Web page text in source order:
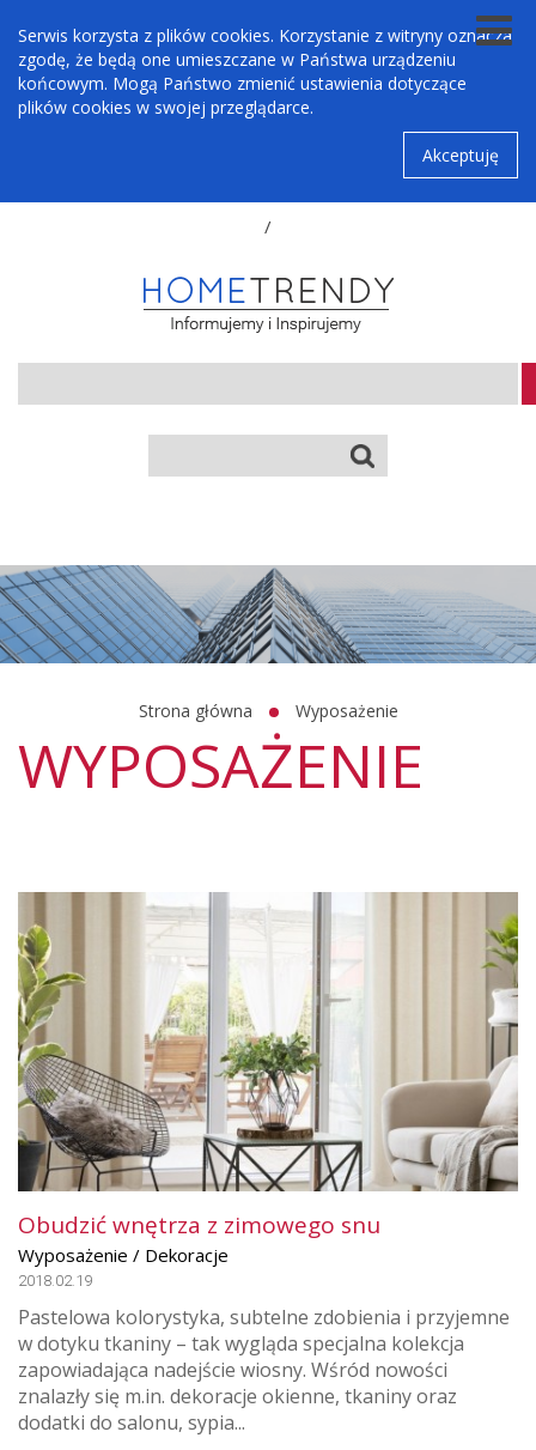
Serwis korzysta z plików cookies. Korzystanie z witryny oznacza
zgodę, że będą one umieszczane w Państwa urządzeniu
końcowym. Mogą Państwo zmienić ustawienia dotyczące
plików cookies w swojej przeglądarce.
Akceptuję
/
Strona główna Wyposażenie
WYPOSAŻENIE
Obudzić wnętrza z zimowego snu
Wyposażenie / Dekoracje
2018.02.19
Pastelowa kolorystyka, subtelne zdobienia i przyjemne
w dotyku tkaniny – tak wygląda specjalna kolekcja
zapowiadająca nadejście wiosny. Wśród nowości
znalazły się m.in. dekoracje okienne, tkaniny oraz
dodatki do salonu, sypia...